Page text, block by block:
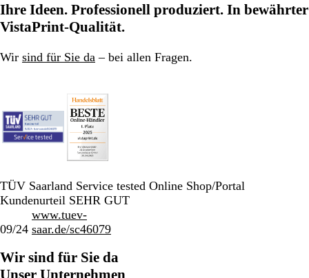
Ihre Ideen. Professionell produziert. In bewährter
VistaPrint-Qualität.
Wir sind für Sie da – bei allen Fragen.
TÜV Saarland Service tested Online Shop/Portal
Kundenurteil SEHR GUT
09/24
www.tuev-
saar.de/sc46079
Wir sind für Sie da
Unser Unternehmen